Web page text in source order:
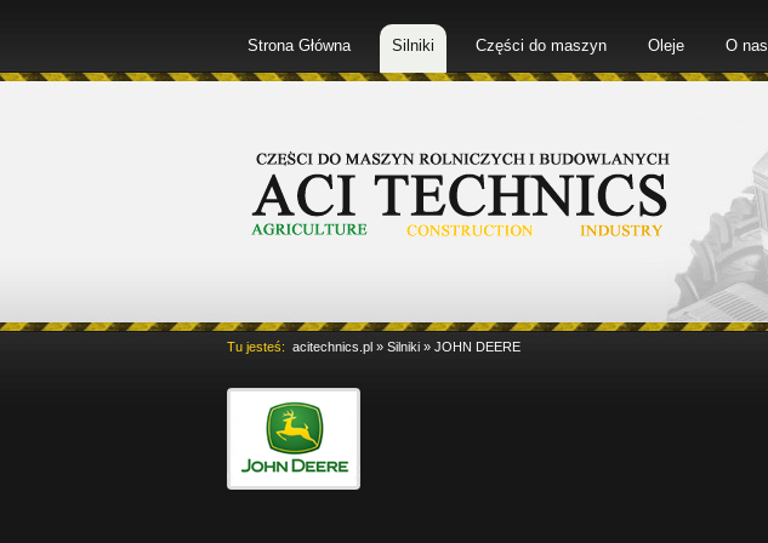
Strona Główna Silniki Części do maszyn Oleje O nas
Tu jesteś: acitechnics.pl » Silniki » JOHN DEERE